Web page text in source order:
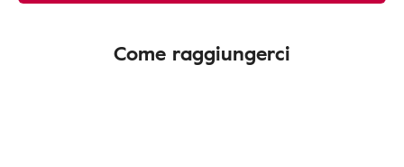
Come raggiungerci